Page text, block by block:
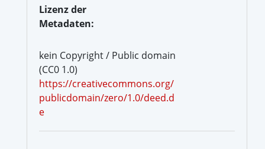
Lizenz der
Metadaten:
kein Copyright / Public domain
(CC0 1.0)
https://creativecommons.org/
publicdomain/zero/1.0/deed.d
e